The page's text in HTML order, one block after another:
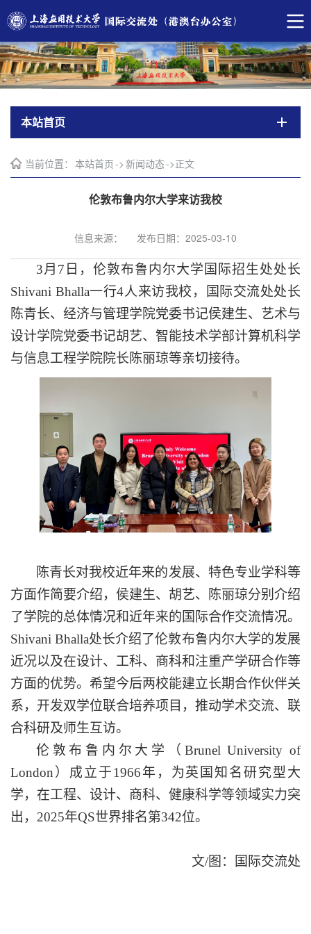
本站首页
当前位置： 本站首页->新闻动态->正文
伦敦布鲁内尔大学来访我校
信息来源： 发布日期：2025-03-10
3月 7 日， 伦敦布鲁内尔大学 国际招生处处长
Shivani Bhalla一行4人来访我校，
国际交流处处长
陈青长、经济与管理学院党委书记侯建生、艺术与
设计学院党委书记胡艺、智能技术学部计算机科学
与信息工程学院院长陈丽琼等亲切接待。
陈青长对我校近年来的发展、特色专业学科等
方面作简要介绍， 侯建生、胡艺、陈丽琼分别介绍
了学院的总体情况和近年来的国际合作交流情况。
Shivani Bhalla处长介绍了伦敦布鲁内尔大学的发展
近况以及在设计、工科、商科和注重产学研合作等
方面的优势。 希望今后两校能建立长期合作伙伴关
系，开发双学位联合培养项目 ，推动学术交流、联
合科研及师生互访。
伦敦布鲁内尔大学（ Brunel University of
London ）成立于1966年， 为英国知名研究型大
学，在工程、设计、商科、健康科学等领域实力突
出， 2025年QS世界排名第342位。
文/图：国际交流处